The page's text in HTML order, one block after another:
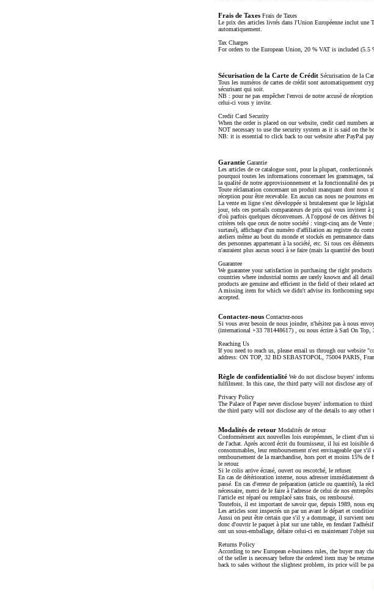
Frais de Taxes Frais de Taxes
Le prix des articles livrés dans l'Union Européenne inclut une
automatiquement.
Tax Charges
For orders to the European Union, 20 % VAT is included (5.5
Sécurisation de la Carte de Crédit Sécurisation de la
Tous les numéros de cartes de crédit sont automatiquement
sécurisant qui soit.
NB : pour ne pas empêcher l'envoi de notre accusé de
celui-ci vous y invite.
Credit Card Security
When the order is placed on our website, credit card numbers
NOT necessary to use the security system as it is said on the
NB: it is essential to click back to our website after PayPal
Garantie Garantie
Les articles de ce catalogue sont, pour la plupart,
pourquoi toutes les informations concernant les grammages,
la qualité de notre approvisionnement et la fonctionnalité des
Toute réclamation concernant un produit manquant dont nous
réception pour être recevable. En aucun cas nous ne pourrons
La vente en ligne s'est développée si brutalement que le
jour, tels ces portails comparateurs de prix qui vous invitent à
d'où parfois quelques déconvenues. A l'opposé de ces dérives
critères tels que ceux de notre société : vingt-cinq ans de
surtaxé), affichage d'un numéro d'affiliation au registre du
ateliers même au bout du monde et stockés en permanence
des personnes appartenant à la société, etc. Si tous ces
n'auraient plus aucun souci à se faire (mais la quantité des
Guarantee
We guarantee your satisfaction in purchasing the right
countries where industrial norms are rarely known and all
products are genuine and efficient in the field of their related
A missing item for which we didn't advise its forthcoming
accepted.
Contactez-nous Contactez-nous
Si vous avez besoin de nous joindre, n'hésitez pas à nous
(international +33 781448617) , ou nous écrire à Sarl On
Reaching Us
If you need to reach us, please email us through our website
address: ON TOP, 32 BD SEBASTOPOL, 75004 PARIS,
Règle de confidentialité We do not disclose buyers'
fulfilment. In this case, the third party will not disclose any of
Privacy Policy
The Palace of Paper never disclose buyers' information to
the third party will not disclose any of the details to any other
Modalités de retour Modalités de retour
Conformément aux nouvelles lois européennes, le client d'un
de l'achat. Après accord écrit du fournisseur, il lui est loisible
consommables, leur remboursement n'est envisageable que
remboursement de la marchandise, hors port et moins 15%
le retour.
Si le colis arrive écrasé, ouvert ou rescotché, le refuser.
En cas de détérioration interne, nous adresser immédiatement
passé. En cas d'erreur de préparation (article ou quantité), la
nécessaire, merci de le faire à l'adresse de celui de nos
l'article est réparé ou remplacé sans frais, ou remboursé.
Toutefois, il est important de savoir que, depuis 1989, nous
Les articles sont inspectés un par un avant le départ et
Aussi on peut être certain que s'il y a dommage, il survient
donc d'ouvrir le paquet à plat sur une table, en fendant
ont un sous-emballage, défaire celui-ci en maintenant l'objet
Returns Policy
According to new European e-business rules, the buyer may
of the seller is necessary before the ordered item may be
back to sales without the slightest problem, its price will be